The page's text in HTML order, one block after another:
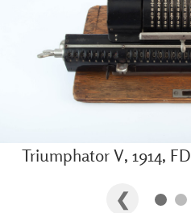
Triumphator V, 1914,